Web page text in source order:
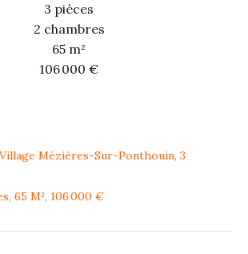
3 pièces
2 chambres
65 m²
106 000 €
Mézières-Sur-Ponthouin, 3
65 M², 106 000 €